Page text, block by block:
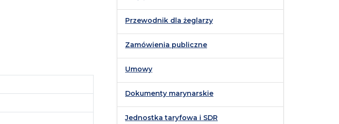
Przewodnik dla żeglarzy
Zamówienia publiczne
Umowy
Dokumenty marynarskie
Jednostka taryfowa i SDR